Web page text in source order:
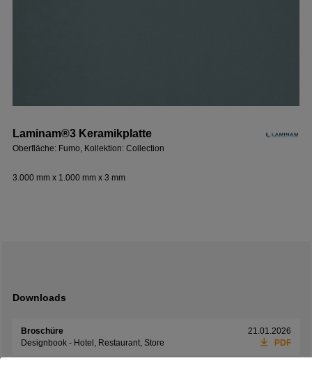
Laminam®3 Keramikplatte
Oberfläche: Fumo, Kollektion: Collection
3.000 mm x 1.000 mm x 3 mm
Downloads
Broschüre
Designbook - Hotel, Restaurant, Store
21.01.2026
PDF